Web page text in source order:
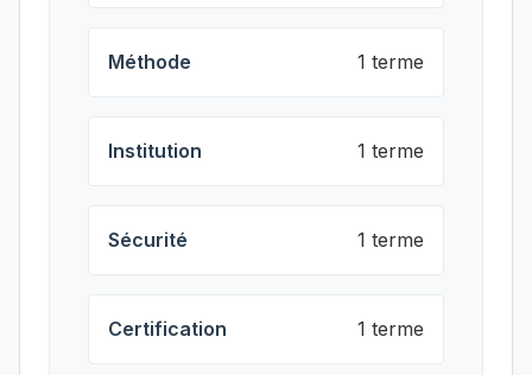
Méthode 1 terme
Institution 1 terme
Sécurité 1 terme
Certification 1 terme